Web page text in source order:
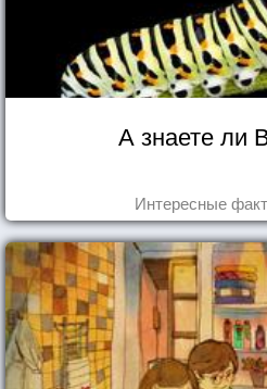
А знаете ли
Интересные